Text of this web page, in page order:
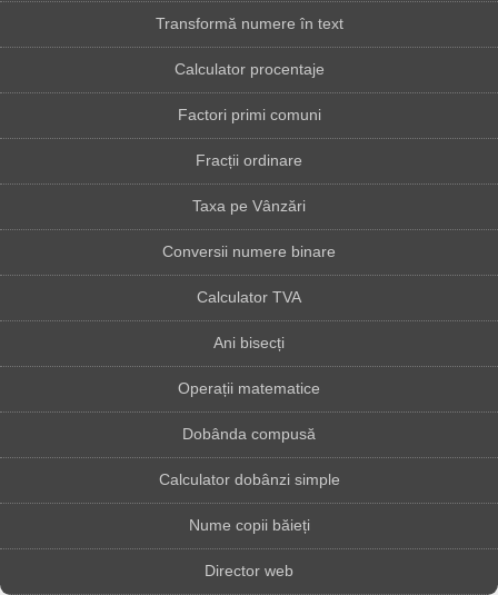
Transformă numere în text
Calculator procentaje
Factori primi comuni
Fracții ordinare
Taxa pe Vânzări
Conversii numere binare
Calculator TVA
Ani bisecți
Operații matematice
Dobânda compusă
Calculator dobânzi simple
Nume copii băieți
Director web